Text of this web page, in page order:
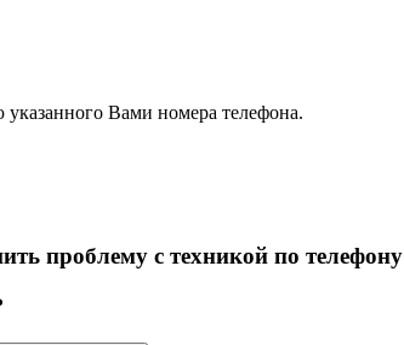
Вами номера телефона.
проблему с техникой по телефону